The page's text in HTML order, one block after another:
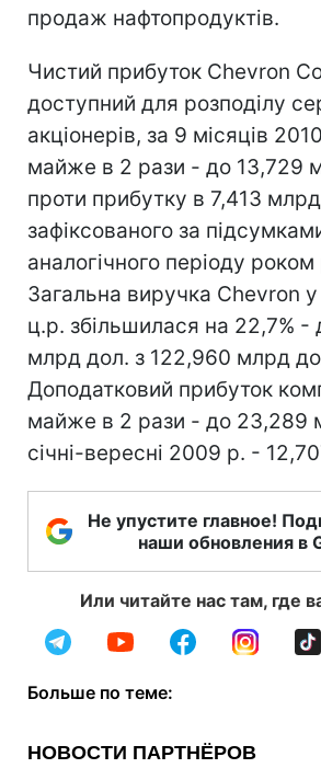
продаж нафтопродуктів.
Чистий прибуток Chevron
доступний для розподілу
акціонерів, за 9 місяців
майже в 2 рази - до 13,729
проти прибутку в 7,413
зафіксованого за
аналогічного періоду
Загальна виручка Chevron у
ц.р. збільшилася на 22,7% -
млрд дол. з 122,960 млрд
Доподатковий прибуток
майже в 2 рази - до 23,289
січні-вересні 2009 р. -
Не упустите главное!
наши обновления в
Или читайте нас там, где
Больше по теме: